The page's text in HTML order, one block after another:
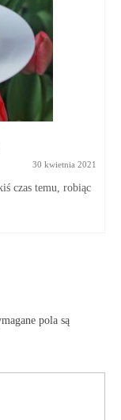
30 kwietnia 2021
czas temu, robiąc
pola są